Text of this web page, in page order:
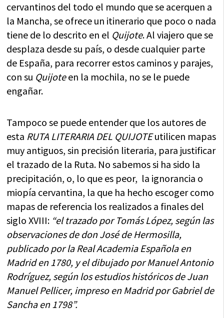
cervantinos del todo el mundo que se acerquen a
la Mancha, se ofrece un itinerario que poco o nada
tiene de lo descrito en el Quijote. Al viajero que se
desplaza desde su país, o desde cualquier parte
de España, para recorrer estos caminos y parajes,
con su Quijoteen la mochila, no se le puede
engañar.
Tampoco se puede entender que los autores de
esta RUTA LITERARIA DEL QUIJOTEutilicen mapas
muy antiguos, sin precisión literaria, para justificar
el trazado de la Ruta. No sabemos si ha sido la
precipitación, o, lo que es peor, la ignorancia o
miopía cervantina, la que ha hecho escoger como
mapas de referencia los realizados a finales del
siglo XVIII: “el trazado por Tomás López, según las
observaciones de don José de Hermosilla,
publicado por la Real Academia Española en
Madrid en 1780, y el dibujado por Manuel Antonio
Rodríguez, según los estudios históricos de Juan
Manuel Pellicer, impreso en Madrid por Gabriel de
Sancha en 1798”.